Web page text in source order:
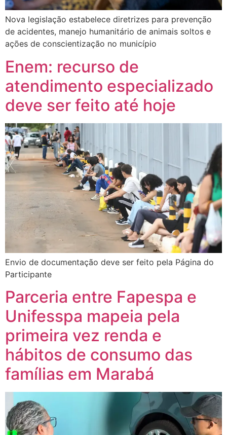
Nova legislação estabelece diretrizes para prevenção
de acidentes, manejo humanitário de animais soltos e
ações de conscientização no município
Enem: recurso de
atendimento especializado
deve ser feito até hoje
Envio de documentação deve ser feito pela Página do
Participante
Parceria entre Fapespa e
Unifesspa mapeia pela
primeira vez renda e
hábitos de consumo das
famílias em Marabá